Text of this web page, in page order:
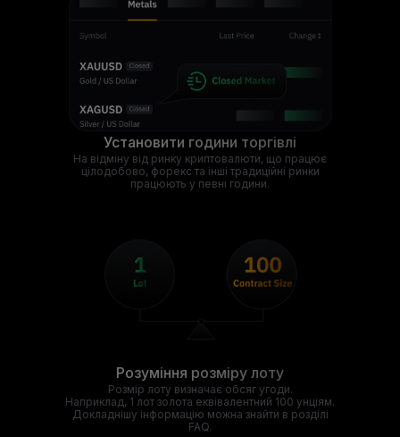
Установити години торгівлі
На відміну від ринку криптовалюти, що працює
цілодобово, форекс та інші традиційні ринки
працюють у певні години.
Розуміння розміру лоту
Розмір лоту визначає обсяг угоди.
Наприклад, 1 лот золота еквівалентний 100 унціям.
Докладнішу інформацію можна знайти в розділі
FAQ.